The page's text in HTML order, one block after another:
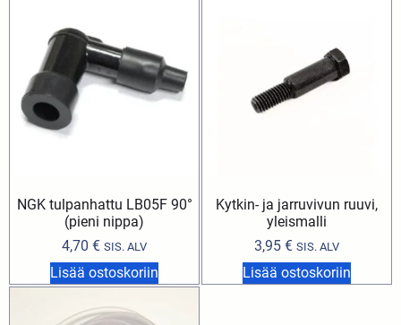
NGK tulpanhattu LB05F 90°
(pieni nippa)
4,70 € SIS. ALV
Lisää ostoskoriin
Kytkin- ja jarruvivun ruuvi,
yleismalli
3,95 € SIS. ALV
Lisää ostoskoriin